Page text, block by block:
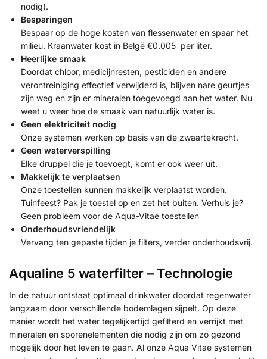
nodig).
Besparingen
Bespaar op de hoge kosten van flessenwater en spaar het
milieu. Kraanwater kost in Belgë €0.005 per liter.
Heerlijke smaak
Doordat chloor, medicijnresten, pesticiden en andere
verontreiniging effectief verwijderd is, blijven nare geurtjes
zijn weg en zijn er mineralen toegevoegd aan het water. Nu
weet u weer hoe de smaak van natuurlijk water is.
Geen elektriciteit nodig
Onze systemen werken op basis van de zwaartekracht.
Geen waterverspilling
Elke druppel die je toevoegt, komt er ook weer uit.
Makkelijk te verplaatsen
Onze toestellen kunnen makkelijk verplaatst worden.
Tuinfeest? Pak je toestel op en zet het buiten. Verhuis je?
Geen probleem voor de Aqua-Vitae toestellen
Onderhoudsvriendelijk
Vervang ten gepaste tijden je filters, verder onderhoudsvrij.
Aqualine 5 waterfilter – Technologie
In de natuur ontstaat optimaal drinkwater doordat regenwater
langzaam door verschillende bodemlagen sijpelt. Op deze
manier wordt het water tegelijkertijd gefilterd en verrijkt met
mineralen en sporenelementen die nodig zijn om zo gezond
mogelijk door het leven te gaan. Al onze Aqua Vitae systemen